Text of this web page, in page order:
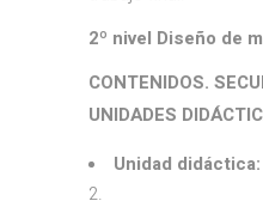
2º nivel Diseño de
CONTENIDOS.
UNIDADES
Unidad didáctica:
2.